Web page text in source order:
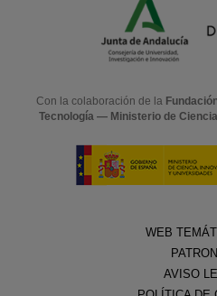
Con la colaboración de la
Tecnología — Ministerio de
WEB
AVISO